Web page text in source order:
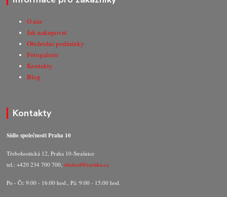
O nás
Jak nakupovat
Obchodní podmínky
Fotogalerie
Kontakty
Blog
Kontakty
Sídlo společnosti Praha 10
Třebohostická 12, Praha 10-Strašnice
tel.: +420 234 700 700,obchod@razitka.cz
Po - Čt: 9:00 - 16:00 hod., Pá: 9:00 - 15:00 hod.